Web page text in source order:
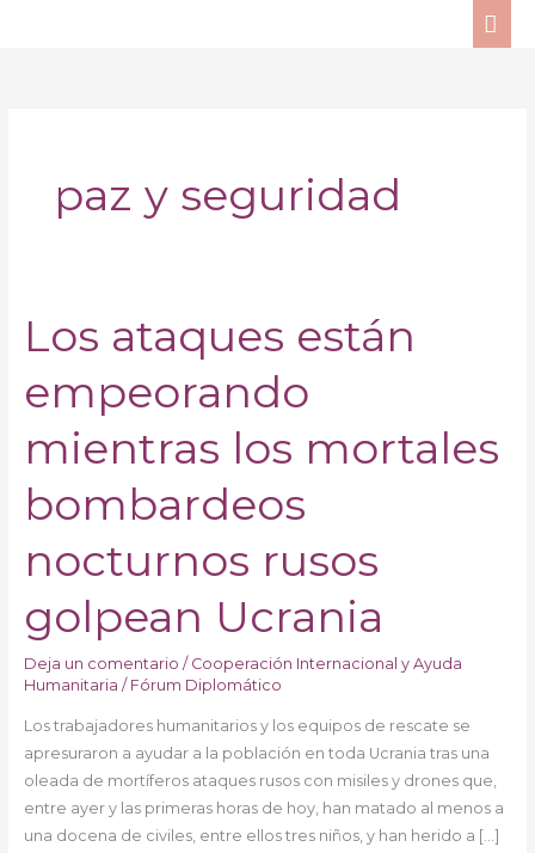
paz y seguridad
Los ataques están
empeorando
mientras los mortales
bombardeos
nocturnos rusos
golpean Ucrania
Deja un comentario / Cooperación Internacional y Ayuda
Humanitaria / Fórum Diplomático
Los trabajadores humanitarios y los equipos de rescate se
apresuraron a ayudar a la población en toda Ucrania tras una
oleada de mortíferos ataques rusos con misiles y drones que,
entre ayer y las primeras horas de hoy, han matado al menos a
una docena de civiles, entre ellos tres niños, y han herido a […]
Los
ataques
empeorando
mientras
mortales
bombardeos
rusos
golpean
Ucrania